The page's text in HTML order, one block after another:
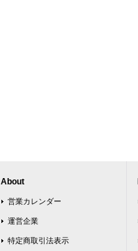
About
営業カレンダー
運営企業
特定商取引法表示